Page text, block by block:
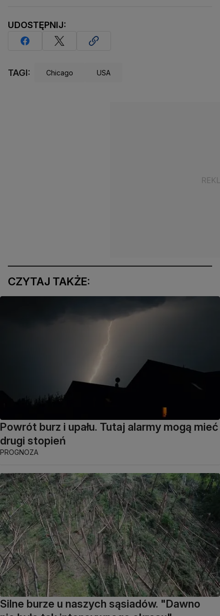
UDOSTĘPNIJ:
TAGI: Chicago USA
CZYTAJ TAKŻE:
Powrót burz i upału. Tutaj alarmy mogą mieć
drugi stopień
PROGNOZA
Silne burze u naszych sąsiadów. "Dawno